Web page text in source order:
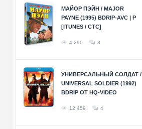
МАЙОР ПЭЙН / MAJOR
PAYNE (1995) BDRIP-AVC | P
[ITUNES / СТС]
4 290 8
УНИВЕРСАЛЬНЫЙ СОЛДАТ /
UNIVERSAL SOLDIER (1992)
BDRIP ОТ HQ-VIDEO
12 459 4